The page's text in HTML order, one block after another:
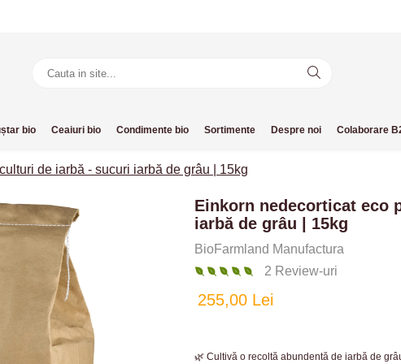
bio Ceaiuri bio Condimente bio Sortimente Despre noi Colaborare
de iarbă - sucuri iarbă de grâu | 15kg
Einkorn nedecorticat eco
iarbă de grâu | 15kg
BioFarmland Manufactura
2 Review-uri
255,00 Lei
🌿 Cultivă o recoltă abundentă de iarbă de